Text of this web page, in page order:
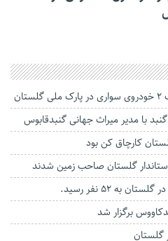
با مدیر میراث جهانی گنبدقابوس
کارچاق کن بود
گلستان صاحب زمین شدند
به ۵۲ نفر رسید.
برگزار شد